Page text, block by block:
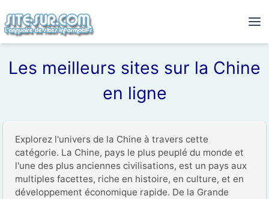
Les meilleurs sites sur la Chine
en ligne
Explorez l'univers de la Chine à travers cette
catégorie. La Chine, pays le plus peuplé du monde et
l'une des plus anciennes civilisations, est un pays aux
multiples facettes, riche en histoire, en culture, et en
développement économique rapide. De la Grande